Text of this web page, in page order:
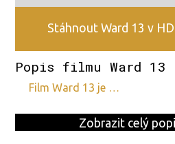
Stáhnout Ward 13 v
Popis filmu Ward 13
film Ward 13 je …
Zobrazit celý